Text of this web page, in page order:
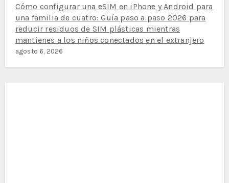
Cómo configurar una eSIM en iPhone y Android para
una familia de cuatro: Guía paso a paso 2026 para
reducir residuos de SIM plásticas mientras
mantienes a los niños conectados en el extranjero
agosto 6, 2026